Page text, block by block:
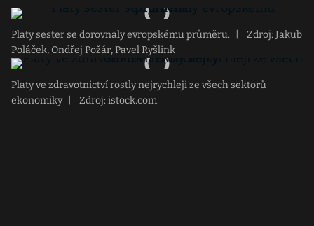
Platy sester se dorovnaly evropskému průměru.
Zdroj: Jakub
Poláček, Ondřej Požár, Pavel Ryšlink
Platy ve zdravotnictví rostly nejrychleji ze všech sektorů
ekonomiky
Zdroj: istock.com